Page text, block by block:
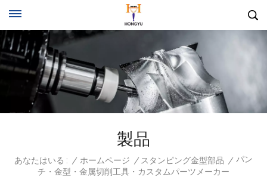
製品
あなたはいる : / ホームページ / スタンピング金型部品 / パン
チ・金型・金属切削工具・カスタムパーツメーカー